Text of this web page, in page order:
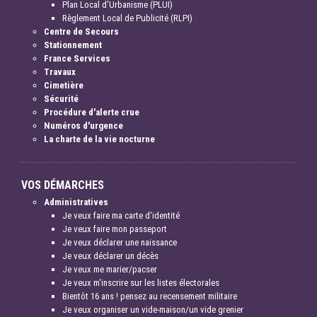
Plan Local d'Urbanisme (PLUI)
Règlement Local de Publicité (RLPI)
Centre de Secours
Stationnement
France Services
Travaux
Cimetière
Sécurité
Procédure d'alerte crue
Numéros d'urgence
La charte de la vie nocturne
VOS DÉMARCHES
Administratives
Je veux faire ma carte d'identité
Je veux faire mon passeport
Je veux déclarer une naissance
Je veux déclarer un décès
Je veux me marier/pacser
Je veux m'inscrire sur les listes électorales
Bientôt 16 ans ! pensez au recensement militaire
Je veux organiser un vide-maison/un vide grenier